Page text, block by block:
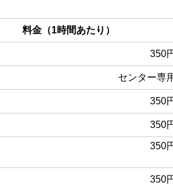
料金（1時間あたり）
350
センター専
350
350
350
350